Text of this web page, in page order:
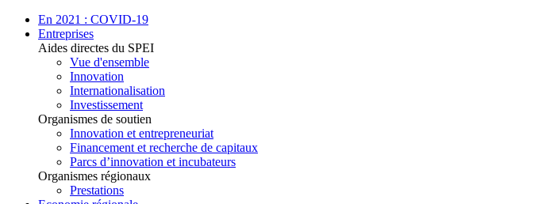
En 2021 : COVID-19
Entreprises
Aides directes du SPEI
Vue d'ensemble
Innovation
Internationalisation
Investissement
Organismes de soutien
Innovation et entrepreneuriat
Financement et recherche de capitaux
Parcs d’innovation et incubateurs
Organismes régionaux
Prestations